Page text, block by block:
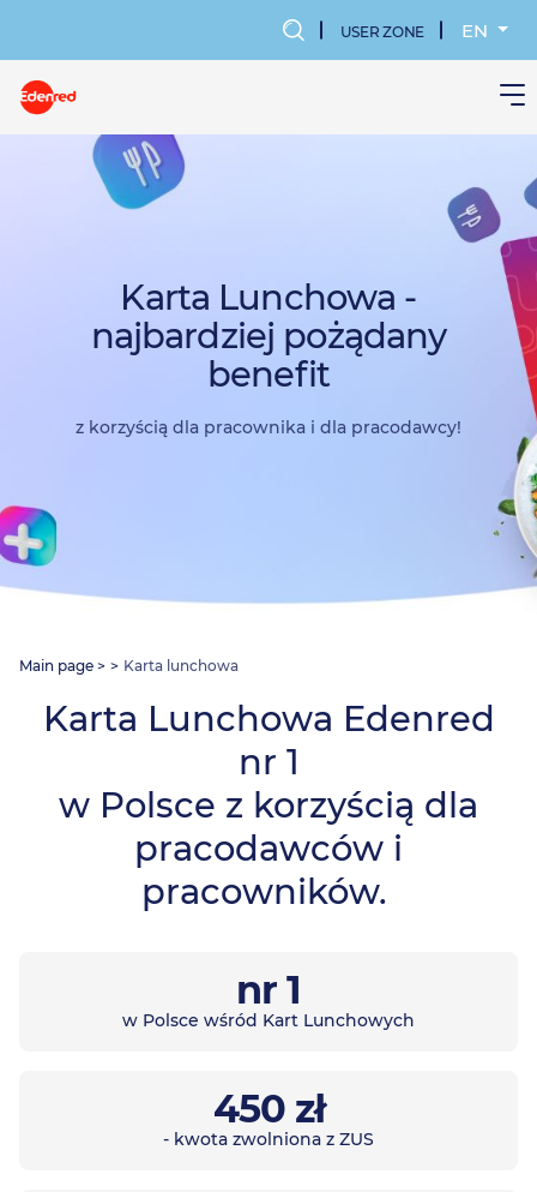
content
MENU
KONTA
USER ZONE EN
Karta Lunchowa -
najbardziej pożądany
benefit
z korzyścią dla pracownika i dla pracodawcy!
Main page Karta lunchowa
Karta Lunchowa Edenred
nr 1
w Polsce z korzyścią dla
pracodawców i
pracowników.
nr 1
w Polsce wśród Kart Lunchowych
450 zł
- kwota zwolniona z ZUS